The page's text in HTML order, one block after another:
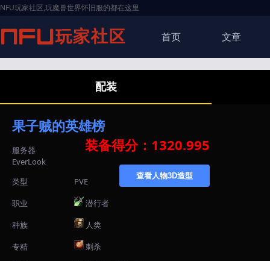
NFU玩家社区,玩魔兽世界怀旧服的都在这里
首页 文章
配装
果子贼的英雄榜
装备得分：1320.995
服务器
EverLook
类型
PVE
职业
潜行者
种族
人类
专精
刺杀
查看人物3D造型